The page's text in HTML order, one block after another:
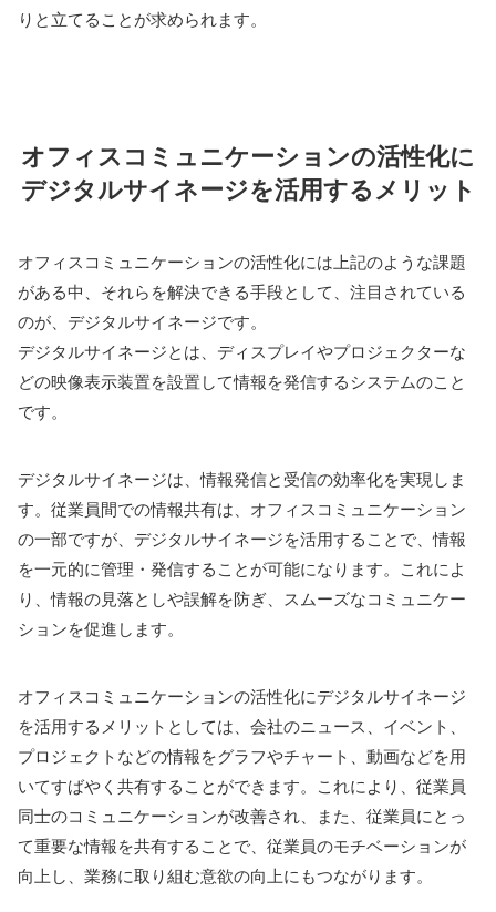
りと立てることが求められます。
オフィスコミュニケーションの活性化に
デジタルサイネージを活用するメリット
オフィスコミュニケーションの活性化には上記のような課題
がある中、それらを解決できる手段として、注目されている
のが、デジタルサイネージです。
デジタルサイネージとは、ディスプレイやプロジェクターな
どの映像表示装置を設置して情報を発信するシステムのこと
です。
デジタルサイネージは、情報発信と受信の効率化を実現しま
す。従業員間での情報共有は、オフィスコミュニケーション
の一部ですが、デジタルサイネージを活用することで、情報
を一元的に管理・発信することが可能になります。これによ
り、情報の見落としや誤解を防ぎ、スムーズなコミュニケー
ションを促進します。
オフィスコミュニケーションの活性化にデジタルサイネージ
を活用するメリットとしては、会社のニュース、イベント、
プロジェクトなどの情報をグラフやチャート、動画などを用
いてすばやく共有することができます。これにより、従業員
同士のコミュニケーションが改善され、また、従業員にとっ
て重要な情報を共有することで、従業員のモチベーションが
向上し、業務に取り組む意欲の向上にもつながります。